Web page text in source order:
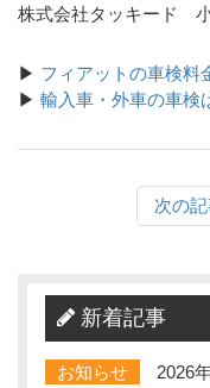
株式会社タッキード
▶ フィアットの車検料
▶ 輸入車・外車の車検
次の
新着記事
お知らせ
2026